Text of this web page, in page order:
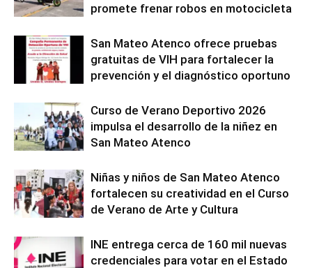
promete frenar robos en motocicleta
San Mateo Atenco ofrece pruebas
gratuitas de VIH para fortalecer la
prevención y el diagnóstico oportuno
Curso de Verano Deportivo 2026
impulsa el desarrollo de la niñez en
San Mateo Atenco
Niñas y niños de San Mateo Atenco
fortalecen su creatividad en el Curso
de Verano de Arte y Cultura
INE entrega cerca de 160 mil nuevas
credenciales para votar en el Estado